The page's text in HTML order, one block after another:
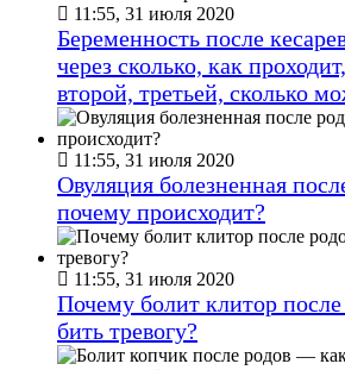
11:55, 31 июля 2020
Беременность после
через сколько, как
второй, третьей, сколько
11:55, 31 июля 2020
Овуляция болезненная
почему происходит?
11:55, 31 июля 2020
Почему болит клитор после
бить тревогу?